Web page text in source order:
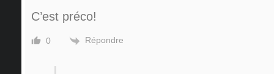
C’est préco!
0 Répondre